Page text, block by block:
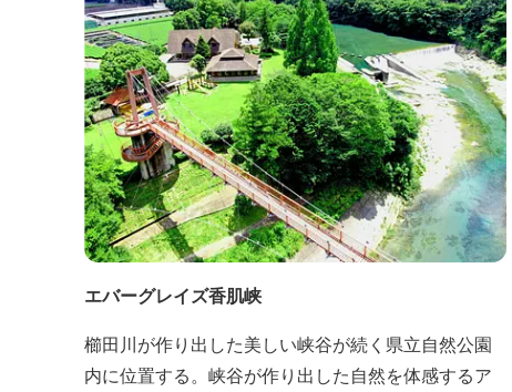
す。 多気町観光協会のフェイスブックでは多気町の
ローカ...
エバーグレイズ香肌峡
櫛田川が作り出した美しい峡谷が続く県立自然公園
内に位置する。峡谷が作り出した自然を体感するア